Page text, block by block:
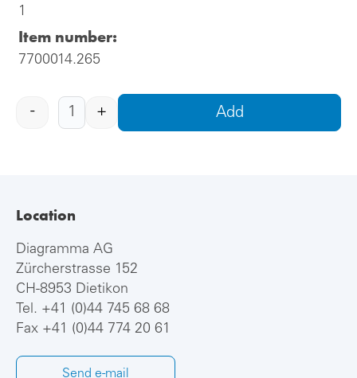
1
Item number:
7700014.265
- + Add
Location
Diagramma AG
Zürcherstrasse 152
CH-8953 Dietikon
Tel. +41 (0)44 745 68 68
Fax +41 (0)44 774 20 61
Send e-mail